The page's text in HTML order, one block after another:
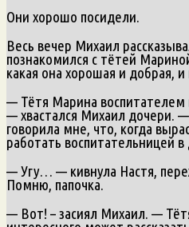
Они хорошо посидели.
Весь вечер Михаил
познакомился с тётей
какая она хорошая и добрая,
— Тётя Марина воспитателем
— хвастался Михаил дочери.
говорила мне, что, когда
работать воспитательницей
— Угу… — кивнула Настя,
Помню, папочка.
— Вот! – засиял Михаил. —